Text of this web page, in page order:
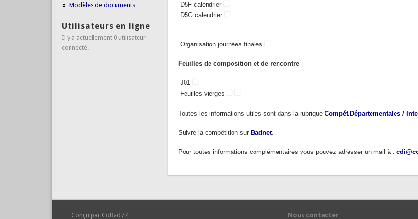
D5F calendrier
D5G calendrier
Organisation journées finales
Feuilles de composition et de rencontre :
J01
Feuilles vierges
Toutes les informations utiles sont dans la rubriqueCompét.Départementales /
Suivre la compétitionsur Badnet.
Pour toutes informations complémentaires vous pouvez adresser un mail à :
Modèles de documents
Utilisateurs en ligne
Il y a actuellement 0 utilisateur
connecté.
Conçu par CoBad77 Nous contacter